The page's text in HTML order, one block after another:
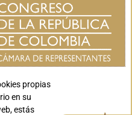
propias
en su
estás